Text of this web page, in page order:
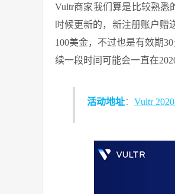
Vultr商家我们算是比较熟悉
时候更新的，新注册账户赠
100美金，不过也是有效期
续一段时间可能会一直在
活动地址： Vultr